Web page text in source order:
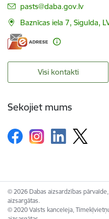
E-pasts:
pasts@daba.gov.lv
Baznīcas iela 7, Sigulda,
Visi kontakti
Sekojiet mums
© 2026 Dabas aizsardzības
aizsargātas.
© 2020 Valsts kanceleja,